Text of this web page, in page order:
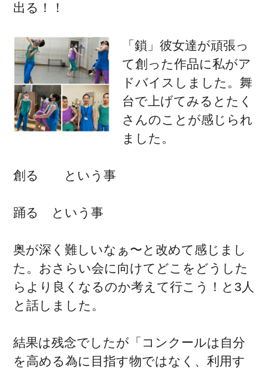
出る！！
「鎖」彼女達が頑張っ
て創った作品に私がア
ドバイスしました。舞
台で上げてみるとたく
さんのことが感じられ
ました。
創る という事
踊る という事
奥が深く難しいなぁ〜と改めて感じまし
た。おさらい会に向けてどこをどうした
らより良くなるのか考えて行こう！と3人
と話しました。
結果は残念でしたが「コンクールは自分
を高める為に目指す物ではなく、利用す